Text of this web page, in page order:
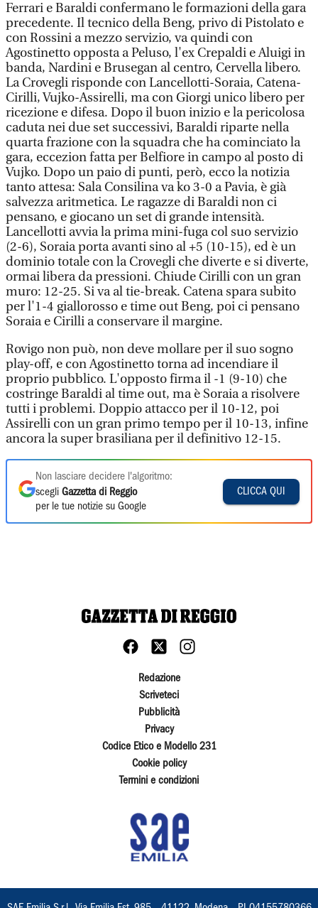
Ferrari e Baraldi confermano le formazioni della gara
precedente. Il tecnico della Beng, privo di Pistolato e
con Rossini a mezzo servizio, va quindi con
Agostinetto opposta a Peluso, l'ex Crepaldi e Aluigi in
banda, Nardini e Brusegan al centro, Cervella libero.
La Crovegli risponde con Lancellotti-Soraia, Catena-
Cirilli, Vujko-Assirelli, ma con Giorgi unico libero per
ricezione e difesa. Dopo il buon inizio e la pericolosa
caduta nei due set successivi, Baraldi riparte nella
quarta frazione con la squadra che ha cominciato la
gara, eccezion fatta per Belfiore in campo al posto di
Vujko. Dopo un paio di punti, però, ecco la notizia
tanto attesa: Sala Consilina va ko 3-0 a Pavia, è già
salvezza aritmetica. Le ragazze di Baraldi non ci
pensano, e giocano un set di grande intensità.
Lancellotti avvia la prima mini-fuga col suo servizio
(2-6), Soraia porta avanti sino al +5 (10-15), ed è un
dominio totale con la Crovegli che diverte e si diverte,
ormai libera da pressioni. Chiude Cirilli con un gran
muro: 12-25. Si va al tie-break. Catena spara subito
per l'1-4 giallorosso e time out Beng, poi ci pensano
Soraia e Cirilli a conservare il margine.
Rovigo non può, non deve mollare per il suo sogno
play-off, e con Agostinetto torna ad incendiare il
proprio pubblico. L'opposto firma il -1 (9-10) che
costringe Baraldi al time out, ma è Soraia a risolvere
tutti i problemi. Doppio attacco per il 10-12, poi
Assirelli con un gran primo tempo per il 10-13, infine
ancora la super brasiliana per il definitivo 12-15.
Non lasciare decidere l'algoritmo:
scegli Gazzetta di Reggio
per le tue notizie su Google
CLICCA QUI
Redazione
Scriveteci
Pubblicità
Privacy
Codice Etico e Modello 231
Cookie policy
Termini e condizioni